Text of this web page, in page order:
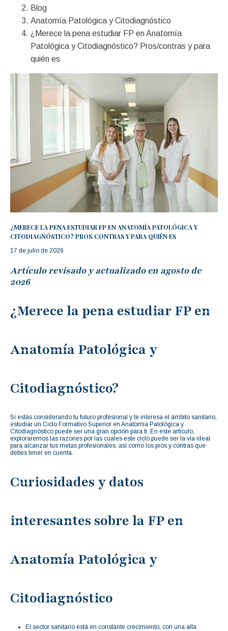
Blog
Anatomía Patológica y Citodiagnóstico
¿Merece la pena estudiar FP en Anatomía
Patológica y Citodiagnóstico? Pros/contras y para
quién es
¿MERECE LA PENA ESTUDIAR FP EN ANATOMÍA PATOLÓGICA Y
CITODIAGNÓSTICO? PROS/CONTRAS Y PARA QUIÉN ES
17 de julio de 2026
Artículo revisado y actualizado en agosto de
2026
¿Merece la pena estudiar FP en
Anatomía Patológica y
Citodiagnóstico?
Si estás considerando tu futuro profesional y te interesa el ámbito sanitario,
estudiar un Ciclo Formativo Superior en Anatomía Patológica y
Citodiagnóstico puede ser una gran opción para ti. En este artículo,
exploraremos las razones por las cuales este ciclo puede ser la vía ideal
para alcanzar tus metas profesionales, así como los pros y contras que
debes tener en cuenta.
Curiosidades y datos
interesantes sobre la FP en
Anatomía Patológica y
Citodiagnóstico
El sector sanitario está en constante crecimiento, con una alta